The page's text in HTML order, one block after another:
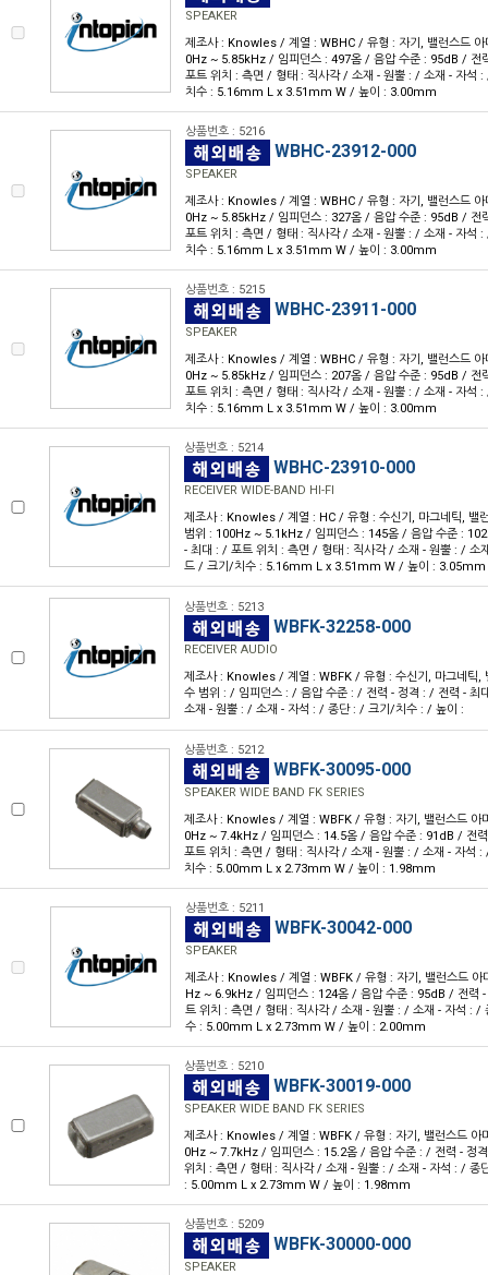
SPEAKER
제조사 : Knowles / 계열 : WBHC / 유형 : 자기, 밸런스드 아
0Hz ~ 5.85kHz / 임피던스 : 497옴 / 음압 수준 : 95dB / 전
포트 위치 : 측면 / 형태 : 직사각 / 소재 - 원뿔 : / 소재 - 자석
치수 : 5.16mm L x 3.51mm W / 높이 : 3.00mm
상품번호 : 5216
WBHC-23912-000
SPEAKER
제조사 : Knowles / 계열 : WBHC / 유형 : 자기, 밸런스드 아
0Hz ~ 5.85kHz / 임피던스 : 327옴 / 음압 수준 : 95dB / 전
포트 위치 : 측면 / 형태 : 직사각 / 소재 - 원뿔 : / 소재 - 자석
치수 : 5.16mm L x 3.51mm W / 높이 : 3.00mm
상품번호 : 5215
WBHC-23911-000
SPEAKER
제조사 : Knowles / 계열 : WBHC / 유형 : 자기, 밸런스드 아
0Hz ~ 5.85kHz / 임피던스 : 207옴 / 음압 수준 : 95dB / 전
포트 위치 : 측면 / 형태 : 직사각 / 소재 - 원뿔 : / 소재 - 자석
치수 : 5.16mm L x 3.51mm W / 높이 : 3.00mm
상품번호 : 5214
WBHC-23910-000
RECEIVER WIDE-BAND HI-FI
제조사 : Knowles / 계열 : HC / 유형 : 수신기, 마그네틱, 밸
범위 : 100Hz ~ 5.1kHz / 임피던스 : 145옴 / 음압 수준 :
- 최대 : / 포트 위치 : 측면 / 형태 : 직사각 / 소재 - 원뿔 : / 소
드 / 크기/치수 : 5.16mm L x 3.51mm W / 높이 : 3.05mm
상품번호 : 5213
WBFK-32258-000
RECEIVER AUDIO
제조사 : Knowles / 계열 : WBFK / 유형 : 수신기, 마그네틱,
수 범위 : / 임피던스 : / 음압 수준 : / 전력 - 정격 : / 전력 -
소재 - 원뿔 : / 소재 - 자석 : / 종단 : / 크기/치수 : / 높이 :
상품번호 : 5212
WBFK-30095-000
SPEAKER WIDE BAND FK SERIES
제조사 : Knowles / 계열 : WBFK / 유형 : 자기, 밸런스드 아
0Hz ~ 7.4kHz / 임피던스 : 14.5옴 / 음압 수준 : 91dB / 전
포트 위치 : 측면 / 형태 : 직사각 / 소재 - 원뿔 : / 소재 - 자석
치수 : 5.00mm L x 2.73mm W / 높이 : 1.98mm
상품번호 : 5211
WBFK-30042-000
SPEAKER
제조사 : Knowles / 계열 : WBFK / 유형 : 자기, 밸런스드 아
Hz ~ 6.9kHz / 임피던스 : 124옴 / 음압 수준 : 95dB / 전력
트 위치 : 측면 / 형태 : 직사각 / 소재 - 원뿔 : / 소재 - 자석 : /
수 : 5.00mm L x 2.73mm W / 높이 : 2.00mm
상품번호 : 5210
WBFK-30019-000
SPEAKER WIDE BAND FK SERIES
제조사 : Knowles / 계열 : WBFK / 유형 : 자기, 밸런스드 아
0Hz ~ 7.7kHz / 임피던스 : 15.2옴 / 음압 수준 : / 전력 - 정
위치 : 측면 / 형태 : 직사각 / 소재 - 원뿔 : / 소재 - 자석 : / 종
: 5.00mm L x 2.73mm W / 높이 : 1.98mm
상품번호 : 5209
WBFK-30000-000
SPEAKER